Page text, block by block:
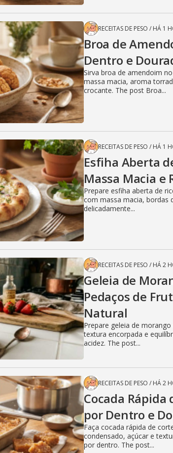
RECEITAS DE PESO / HÁ 1
Broa de
Dentro e
Sirva broa de amendoim
massa macia, aroma
crocante. The post Broa...
RECEITAS DE PESO / HÁ 1
Esfiha Aberta
Massa Macia e
Prepare esfiha aberta de
com massa macia, bordas
delicadamente...
RECEITAS DE PESO / HÁ 2
Geleia de
Pedaços de
Natural
Prepare geleia de
textura encorpada e
acidez. The post...
RECEITAS DE PESO / HÁ 2
Cocada Rápida
por Dentro e
Faça cocada rápida de
condensado, açúcar e
por dentro. The post...